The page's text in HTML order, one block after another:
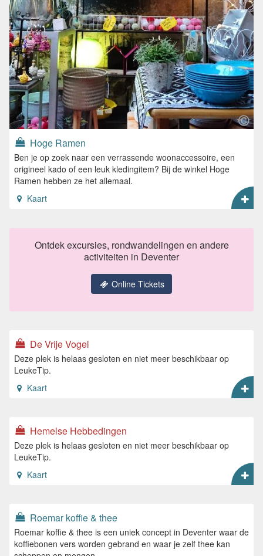
Hoge Ramen
Ben je op zoek naar een verrassende woonaccessoire, een
origineel kado of een leuk kledingitem? Bij de winkel Hoge
Ramen hebben ze het allemaal.
Kaart
Ontdek excursies, rondwandelingen en andere
activiteiten in Deventer
Online Tickets
De Vrije Vogel
Deze plek is helaas gesloten en niet meer beschikbaar op
LeukeTip.
Kaart
Hemelse Hebbedingen
Deze plek is helaas gesloten en niet meer beschikbaar op
LeukeTip.
Kaart
Roemar koffie & thee
Roemar koffie & thee is een uniek concept in Deventer waar de
koffiebonen vers worden gebrand en waar je zelf thee kan